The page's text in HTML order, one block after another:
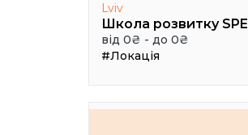
Lviv
Школа розвитку SPE
від 0₴ - до 0₴
#Локація